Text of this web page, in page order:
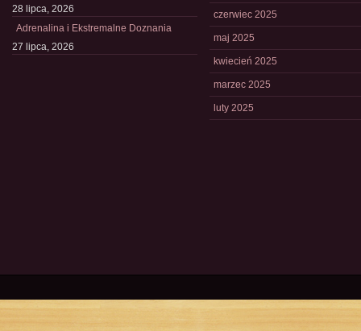
28 lipca, 2026
Adrenalina i Ekstremalne Doznania
27 lipca, 2026
czerwiec 2025
maj 2025
kwiecień 2025
marzec 2025
luty 2025